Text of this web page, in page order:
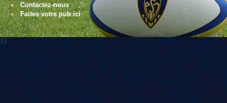
Contactez-nous
Faites votre pub ici
22